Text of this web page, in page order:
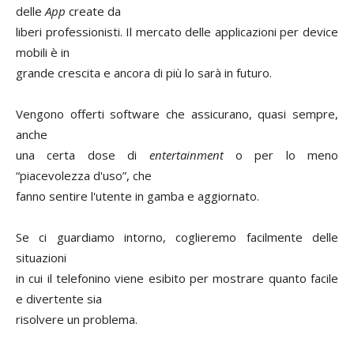
delleApp create da
liberi professionisti. Il mercato delle applicazioni per device
mobili è in
grande crescita e ancora di più lo sarà in futuro.
Vengono offerti software che assicurano, quasi sempre,
anche
una certa dose di entertainment o per lo meno
“piacevolezza d'uso”, che
fanno sentire l'utente in gamba e aggiornato.
Se ci guardiamo intorno, coglieremo facilmente delle
situazioni
in cui il telefonino viene esibito per mostrare quanto facile
e divertente sia
risolvere un problema.